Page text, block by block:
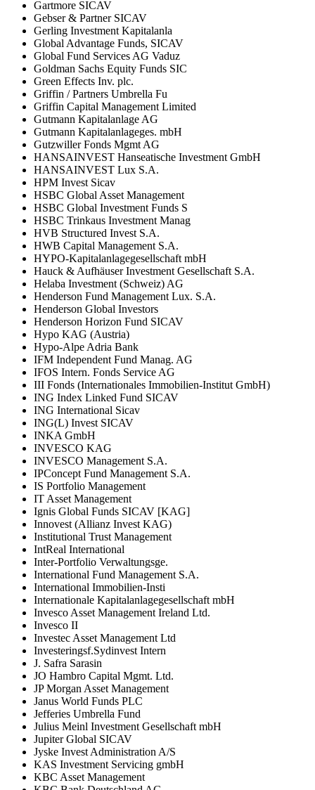
Gartmore SICAV
Gebser & Partner SICAV
Gerling Investment Kapitalanla
Global Advantage Funds, SICAV
Global Fund Services AG Vaduz
Goldman Sachs Equity Funds SIC
Green Effects Inv. plc.
Griffin / Partners Umbrella Fu
Griffin Capital Management Limited
Gutmann Kapitalanlage AG
Gutmann Kapitalanlageges. mbH
Gutzwiller Fonds Mgmt AG
HANSAINVEST Hanseatische Investment GmbH
HANSAINVEST Lux S.A.
HPM Invest Sicav
HSBC Global Asset Management
HSBC Global Investment Funds S
HSBC Trinkaus Investment Manag
HVB Structured Invest S.A.
HWB Capital Management S.A.
HYPO-Kapitalanlagegesellschaft mbH
Hauck & Aufhäuser Investment Gesellschaft S.A.
Helaba Investment (Schweiz) AG
Henderson Fund Management Lux. S.A.
Henderson Global Investors
Henderson Horizon Fund SICAV
Hypo KAG (Austria)
Hypo-Alpe Adria Bank
IFM Independent Fund Manag. AG
IFOS Intern. Fonds Service AG
III Fonds (Internationales Immobilien-Institut GmbH)
ING Index Linked Fund SICAV
ING International Sicav
ING(L) Invest SICAV
INKA GmbH
INVESCO KAG
INVESCO Management S.A.
IPConcept Fund Management S.A.
IS Portfolio Management
IT Asset Management
Ignis Global Funds SICAV [KAG]
Innovest (Allianz Invest KAG)
Institutional Trust Management
IntReal International
Inter-Portfolio Verwaltungsge.
International Fund Management S.A.
International Immobilien-Insti
Internationale Kapitalanlagegesellschaft mbH
Invesco Asset Management Ireland Ltd.
Invesco II
Investec Asset Management Ltd
Investeringsf.Sydinvest Intern
J. Safra Sarasin
JO Hambro Capital Mgmt. Ltd.
JP Morgan Asset Management
Janus World Funds PLC
Jefferies Umbrella Fund
Julius Meinl Investment Gesellschaft mbH
Jupiter Global SICAV
Jyske Invest Administration A/S
KAS Investment Servicing gmbH
KBC Asset Management